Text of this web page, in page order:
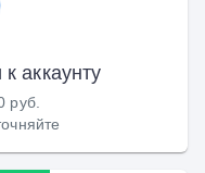
аккаунту
руб.